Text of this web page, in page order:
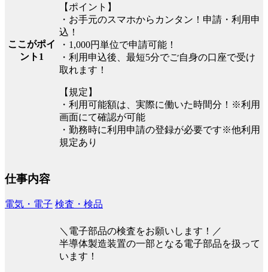
ここがポイ
ント1
【ポイント】
・お手元のスマホからカンタン！申請・利用申
込！
・1,000円単位で申請可能！
・利用申込後、最短5分でご自身の口座で受け
取れます！
【規定】
・利用可能額は、実際に働いた時間分！※利用
画面にて確認が可能
・勤務時に利用申請の登録が必要です※他利用
規定あり
仕事内容
電気・電子 検査・検品
＼電子部品の検査をお願いします！／
半導体製造装置の一部となる電子部品を扱って
います！